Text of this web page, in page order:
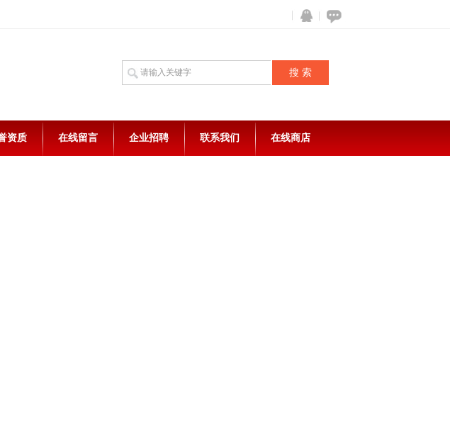
资质 在线留言 企业招聘 联系我们 在线商店